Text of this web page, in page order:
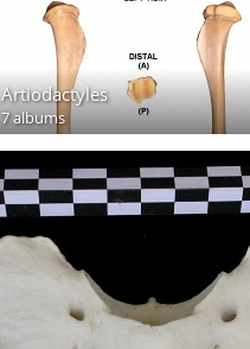
Artiodactyles
7 albums